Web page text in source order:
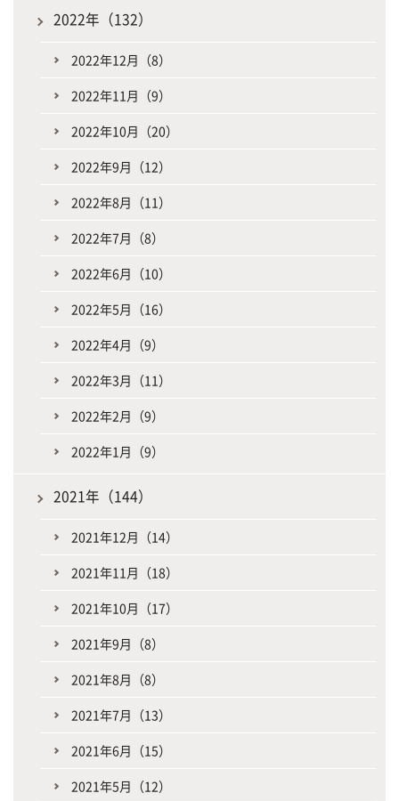
2022年（132）
2022年12月（8）
2022年11月（9）
2022年10月（20）
2022年9月（12）
2022年8月（11）
2022年7月（8）
2022年6月（10）
2022年5月（16）
2022年4月（9）
2022年3月（11）
2022年2月（9）
2022年1月（9）
2021年（144）
2021年12月（14）
2021年11月（18）
2021年10月（17）
2021年9月（8）
2021年8月（8）
2021年7月（13）
2021年6月（15）
2021年5月（12）